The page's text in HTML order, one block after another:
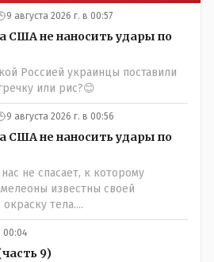
9 августа 2026 г. в 00:57
США не наносить удары по
Россией украинцы поставили
или рис?😊
9 августа 2026 г. в 00:56
США не наносить удары по
не спасает, к которому
известны своей
тела....
00:04
9)